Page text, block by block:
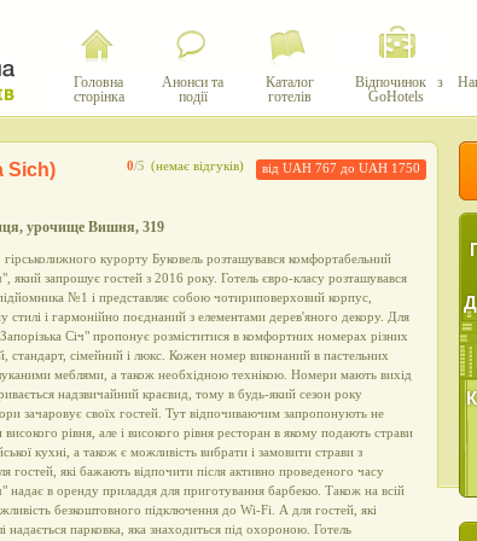
Головна
сторінка
Анонси та
події
Каталог
готелів
Відпочинок з
GoHotels
0/5 (немає відгуків) від UAH 767 до UAH 1750
Sich)
урочище Вишня, 319
курорту Буковель розташувався комфортабельний
який запрошує гостей з 2016 року. Готель євро-класу розташувався
№1 і представляє собою чотириповерховий корпус,
стилі і гармонійно поєднаний з елементами дерев'яного декору. Для
"Запорізька Січ" пропонує розміститися в комфортних номерах різних
стандарт, сімейний і люкс. Кожен номер виконаний в пастельних
меблями, а також необхідною технікою. Номери мають вихід
надзвичайний краєвид, тому в будь-який сезон року
зачаровує своїх гостей. Тут відпочиваючим запропонують не
високого рівня, але і високого рівня ресторан в якому подають страви
кухні, а також є можливість вибрати і замовити страви з
гостей, які бажають відпочити після активно проведеного часу
надає в оренду приладдя для приготування барбекю. Також на всій
безкоштовного підключення до Wi-Fi. А для гостей, які
надається парковка, яка знаходиться під охороною. Готель